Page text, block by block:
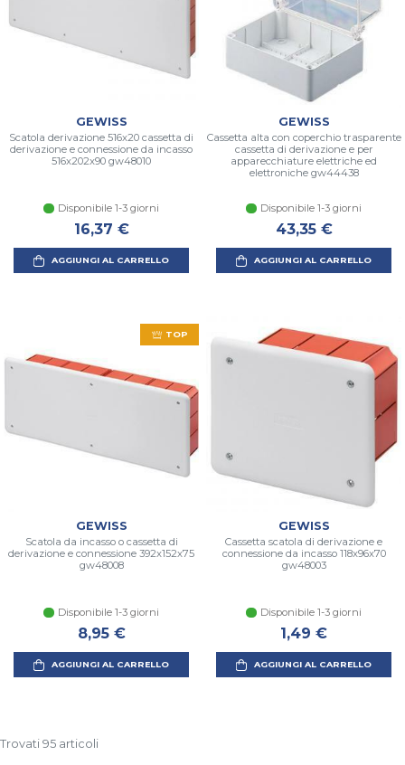
GEWISS
Scatola derivazione 516x20 cassetta di
derivazione e connessione da incasso
516x202x90 gw48010
Disponibile 1-3 giorni
16,37 €
AGGIUNGI AL CARRELLO
GEWISS
Cassetta alta con coperchio trasparente
cassetta di derivazione e per
apparecchiature elettriche ed
elettroniche gw44438
Disponibile 1-3 giorni
43,35 €
AGGIUNGI AL CARRELLO
TOP
GEWISS
Scatola da incasso o cassetta di
derivazione e connessione 392x152x75
gw48008
Disponibile 1-3 giorni
8,95 €
AGGIUNGI AL CARRELLO
GEWISS
Cassetta scatola di derivazione e
connessione da incasso 118x96x70
gw48003
Disponibile 1-3 giorni
1,49 €
AGGIUNGI AL CARRELLO
Trovati 95 articoli